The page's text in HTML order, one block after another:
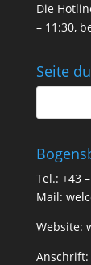
Die
– 11:30,
Seite
Tel.: +43
Mail:
Website:
Anschrift: